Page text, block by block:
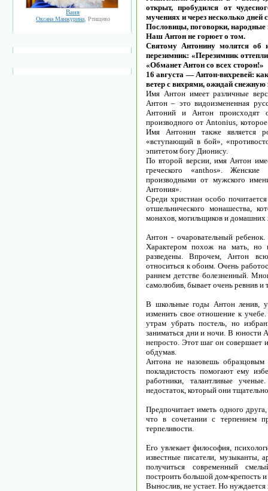
Ваня
Оксана Манжурина, Ртищево
открыт, пробудился от
мучениях и через несколько дней
Пословицы, поговорки,
Наш Антон не горюет о том.
Святому Антонину молятся об
перезимник: «Перезимник
«Обманет Антон со всех сторон!»
16 августа — Антон-вихревей:
ветер с вихрями, ожидай снежную
Имя Антон имеет различные
Антон – это видоизмененная
Антоний и Антон происходят
производного от Antonius,
Имя Антонин также является
«вступающий в бой»,
эпитетом богу Дионису.
По второй версии, имя Антон
греческого «anthos».
производными от мужского
Антония».
Среди христиан особо
отшельнического монашества,
монахов, могильщиков и
Антон - очаровательный
Характером похож на мать, но
разведены. Впрочем, Антон
относиться к обоим. Очень
раннем детстве болезненный.
самолюбив, бывает очень ревнив и
В школьные годы Антон ленив,
изменить свое отношение к
утрам убрать постель, но
заниматься дни и ночи. В юности
непросто. Этот шаг он совершает
обдумав.
Антона не назовешь
покладистость помогают ему
работники, талантливые
недостаток, который они
Предпочитает иметь одного
что в сочетании с терпением
терпеливости.
Его увлекает философия,
известные писатели, музыканты,
получиться современный
построить большой дом-крепость и
Вынослив, не устает. Но